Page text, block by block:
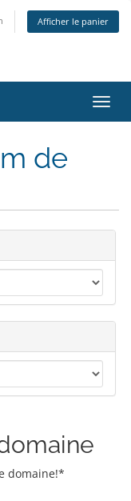
Afficher le panier
la
de
domaine!*